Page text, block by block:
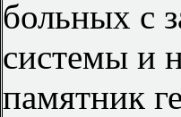
больных с
системы и
памятник